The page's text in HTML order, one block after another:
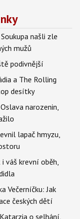
našli zle
mužů
podivnější
a The Rolling
desítky
narozenin,
lapač hmyzu,
krevní oběh,
Večerníčku: Jak
českých dětí
o selhání,